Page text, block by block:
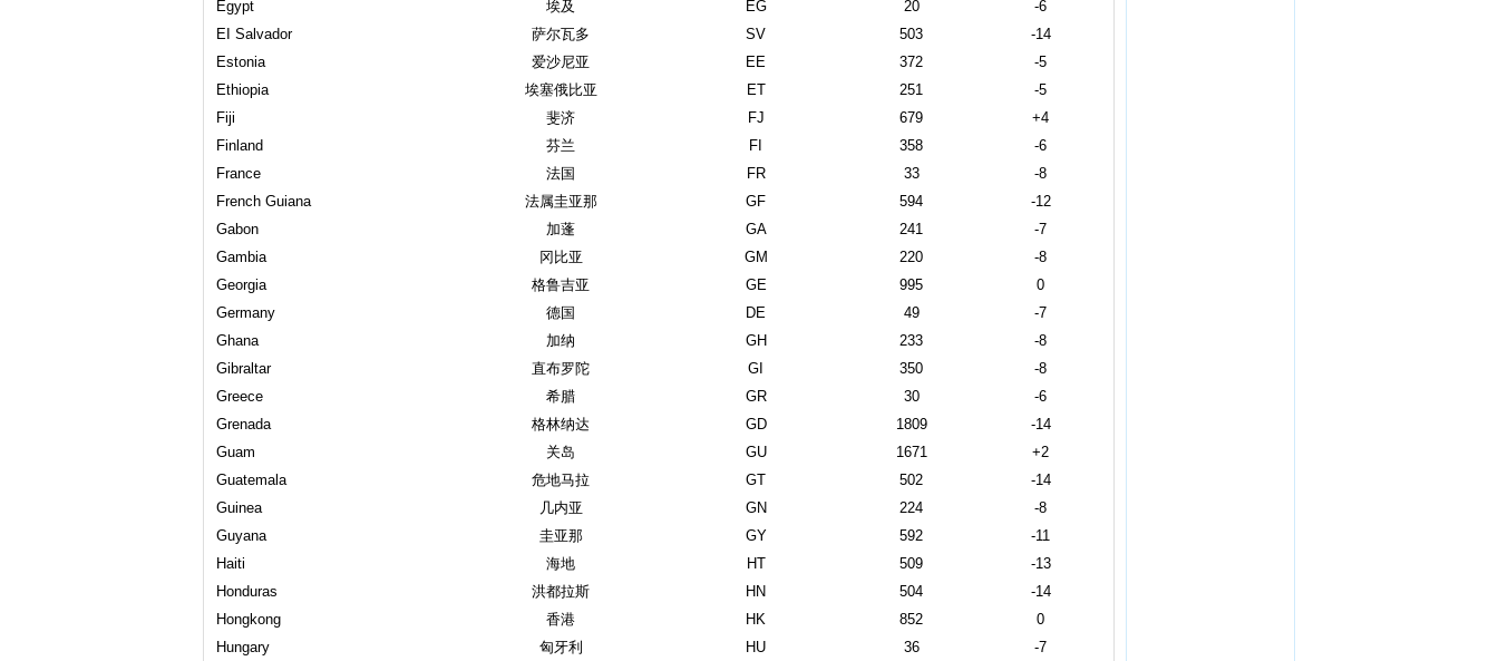
Egypt
埃及 EG 20
-6
EI Salvador
萨尔瓦多 SV 503
-14
Estonia
爱沙尼亚 EE 372
-5
Ethiopia
埃塞俄比亚 ET 251
-5
Fiji
斐济 FJ 679
+4
Finland
芬兰 FI 358
-6
France
法国 FR 33
-8
French Guiana
法属圭亚那 GF 594
-12
Gabon
加蓬 GA 241
-7
Gambia
冈比亚 GM 220
-8
Georgia
格鲁吉亚 GE 995
0
Germany
德国 DE 49
-7
Ghana
加纳 GH 233
-8
Gibraltar
直布罗陀 GI 350
-8
Greece
希腊 GR 30
-6
Grenada
格林纳达 GD 1809
-14
Guam
关岛 GU 1671
+2
Guatemala
危地马拉 GT 502
-14
Guinea
几内亚 GN 224
-8
Guyana
圭亚那 GY 592
-11
Haiti
海地 HT 509
-13
Honduras
洪都拉斯 HN 504
-14
Hongkong
香港 HK 852
0
Hungary
匈牙利 HU 36
-7